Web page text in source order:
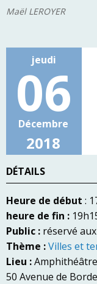
Maël LEROYER
jeudi
06
Décembre
2018
DÉTAILS
Heure de début :
heure de fin :
Public : réservé
Thème :Villes et
Lieu :
50 Avenue de